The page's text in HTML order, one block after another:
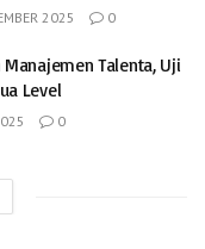
2025 0
Manajemen Talenta, Uji
Level
0